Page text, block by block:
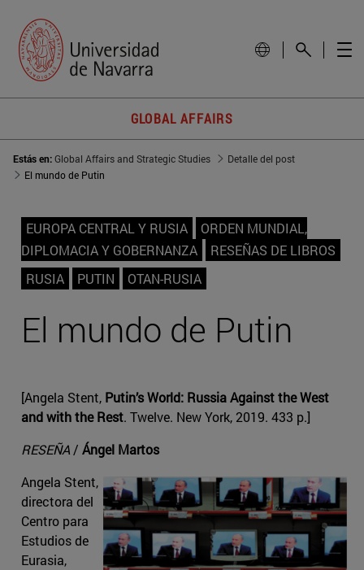
GLOBAL AFFAIRS
Estás en:Global Affairs and Strategic Studies
Detalle del post
El mundo de Putin
EUROPA CENTRAL Y RUSIA
ORDEN MUNDIAL,
DIPLOMACIA Y GOBERNANZA
RESEÑAS DE LIBROS
RUSIA
PUTIN OTAN-RUSIA
El mundo de Putin
[Angela Stent, Putin’s World: Russia Against the West
and with the Rest. Twelve. New York, 2019. 433 p.]
RESEÑA / Ángel Martos
Angela Stent,
directora del
Centro para
Estudios de
Eurasia,